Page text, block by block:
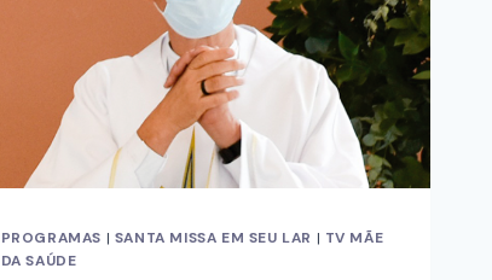
PROGRAMAS | SANTA MISSA EM SEU LAR | TV MÃE
DA SAÚDE